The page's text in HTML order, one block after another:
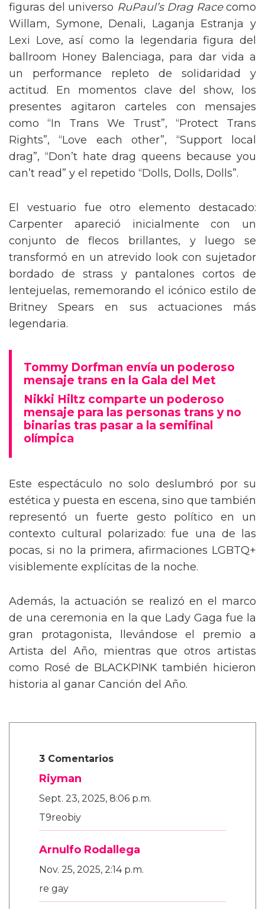
figuras del universo RuPaul’s Drag Racecomo
Willam, Symone, Denali, Laganja Estranja y
Lexi Love, así como la legendaria figura del
ballroom Honey Balenciaga, para dar vida a
un performance repleto de solidaridad y
actitud. En momentos clave del show, los
presentes agitaron carteles con mensajes
como “In Trans We Trust”, “Protect Trans
Rights”, “Love each other”, “Support local
drag”, “Don’t hate drag queens because you
can’t read” y el repetido “Dolls, Dolls, Dolls”.
El vestuario fue otro elemento destacado:
Carpenter apareció inicialmente con un
conjunto de flecos brillantes, y luego se
transformó en un atrevido look con sujetador
bordado de strass y pantalones cortos de
lentejuelas, rememorando el icónico estilo de
Britney Spears en sus actuaciones más
legendaria.
Tommy Dorfman envía un poderoso
mensaje trans en la Gala del Met
Nikki Hiltz comparte un poderoso
mensaje para las personas trans y no
binarias tras pasar a la semifinal
olímpica
Este espectáculo no solo deslumbró por su
estética y puesta en escena, sino que también
representó un fuerte gesto político en un
contexto cultural polarizado: fue una de las
pocas, si no la primera, afirmaciones LGBTQ+
visiblemente explícitas de la noche.
Además, la actuación se realizó en el marco
de una ceremonia en la que Lady Gaga fue la
gran protagonista, llevándose el premio a
Artista del Año, mientras que otros artistas
como Rosé de BLACKPINK también hicieron
historia al ganar Canción del Año.
3 Comentarios
Riyman
Sept. 23, 2025, 8:06 p.m.
T9reobiy
Arnulfo Rodallega
Nov. 25, 2025, 2:14 p.m.
re gay